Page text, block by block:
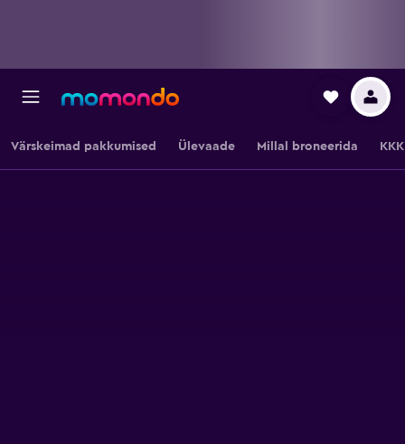
Värskeimad pakkumised Ülevaade Millal broneerida KKK